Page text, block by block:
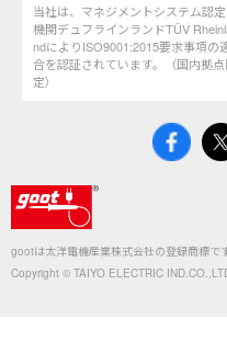
当社は、マネジメントシステム認定
機関デュフラインランドTÜV
ndによりISO9001:2015要求事項の
合を認証されています。（国内拠点
定）
gootは太洋電機産業株式会社の登録商標です
Copyright © TAIYO ELECTRIC